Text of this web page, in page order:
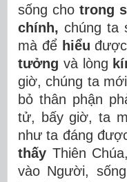
sống cho trong
chính, chúng
mà để hiểu
tưởng và lòng
giờ, chúng ta mới
bỏ thân phận
tử, bấy giờ, ta
như ta đáng
thấy Thiên
vào Người, sống